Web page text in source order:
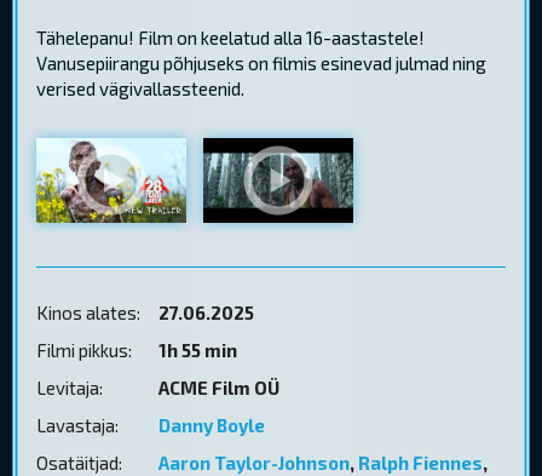
Tähelepanu! Film on keelatud alla 16-aastastele!
Vanusepiirangu põhjuseks on filmis esinevad julmad ning
verised vägivallassteenid.
Kinos alates:
27.06.2025
Filmi pikkus:
1h 55 min
Levitaja:
ACME Film OÜ
Lavastaja:
Danny Boyle
Osatäitjad:
Aaron Taylor-Johnson, Ralph Fiennes,